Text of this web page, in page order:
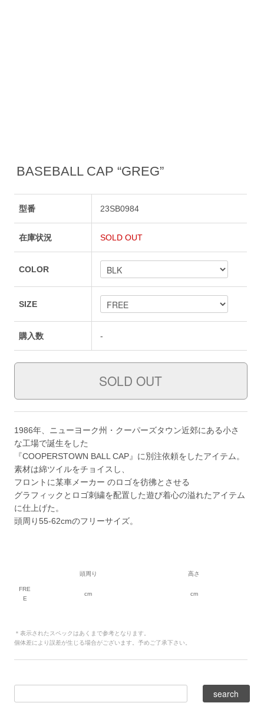
BASEBALL CAP “GREG”
型番 23SB0984
在庫状況 SOLD OUT
COLOR
SIZE
購入数 -
1986年、ニューヨーク州・クーパーズタウン近郊にある小さ
な工場で誕生をした
『COOPERSTOWN BALL CAP』に別注依頼をしたアイテム。
素材は綿ツイルをチョイスし、
フロントに某車メーカー のロゴを彷彿とさせる
グラフィックとロゴ刺繍を配置した遊び着心の溢れたアイテム
に仕上げた。
頭周り55-62cmのフリーサイズ。
頭周り 高さ
FRE
E
cm cm
＊表示されたスペックはあくまで参考となります。
個体差により誤差が生じる場合がございます。予めご了承下さい。